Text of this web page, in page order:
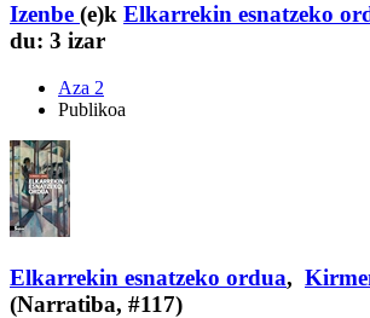
Izenbe (e)k Elkarrekin esnatzeko
du: 3 izar
Aza 2
Publikoa
Elkarrekin esnatzeko ordua,
(Narratiba, #117)